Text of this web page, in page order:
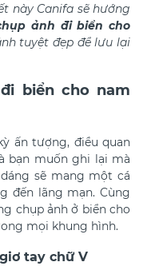
này Canifa sẽ hướng
ảnh đi biển cho
tuyệt đẹp để lưu lại
biển cho nam
ấn tượng, điều quan
bạn muốn ghi lại mà
sẽ mang một cá
đến lãng mạn. Cùng
chụp ảnh ở biển cho
mọi khung hình.
tay chữ V